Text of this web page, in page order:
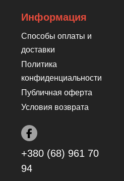
Информация
Способы оплаты и
доставки
Политика
конфиденциальности
Публичная оферта
Условия возврата
+380 (68) 961 70
94‬